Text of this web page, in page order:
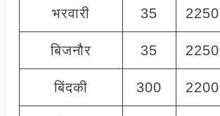
भरवारी 35 2250
बिजनौर 35 2250
बिंदकी 300 2200